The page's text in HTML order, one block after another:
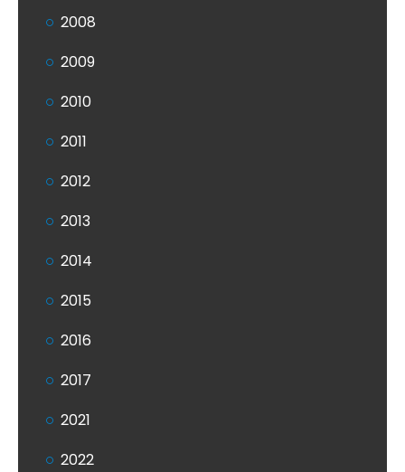
2008
2009
2010
2011
2012
2013
2014
2015
2016
2017
2021
2022